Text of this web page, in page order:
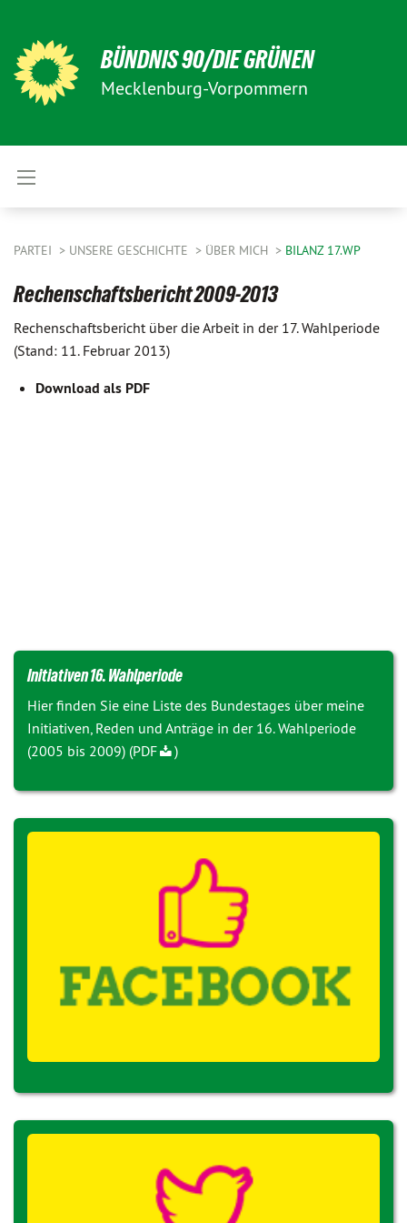
BÜNDNIS 90/DIE GRÜNEN
Mecklenburg-Vorpommern
PARTEI UNSERE GESCHICHTE ÜBER MICH BILANZ 17.WP
Rechenschaftsbericht 2009-2013
Rechenschaftsbericht über die Arbeit in der 17. Wahlperiode
(Stand: 11. Februar 2013)
Download als PDF
Initiativen 16. Wahlperiode
Hier finden Sie eine Liste des Bundestages über meine
Initiativen, Reden und Anträge in der 16. Wahlperiode
(2005 bis 2009) (PDF )